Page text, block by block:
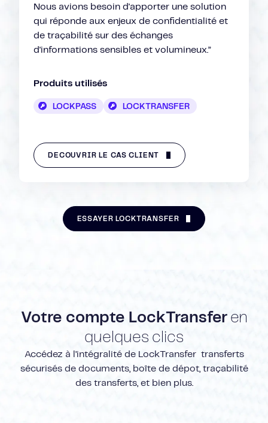
Nous avions besoin d'apporter une solution
qui réponde aux enjeux de confidentialité et
de traçabilité sur des échanges
d'informations sensibles et volumineux.”
Produits utilisés
LOCKPASS LOCKTRANSFER
DÉCOUVRIR LE CAS CLIENT
ESSAYER LOCKTRANSFER
Votre compte LockTransferen
quelques clics
Accédez à l’intégralité de LockTransfer transferts
sécurisés de documents, boîte de dépot, traçabilité
des transferts, et bien plus.